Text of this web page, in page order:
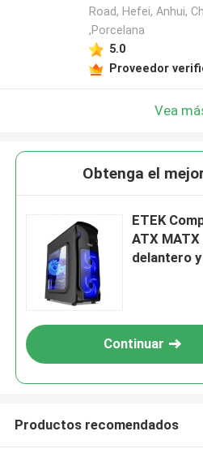
Road, Hefei, Anhui,
,Porcelana
5.0
Proveedor
Vea
Obtenga el
ETEK
ATX
delantero
Continuar
Productos recomendados